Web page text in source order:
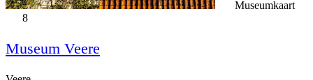
Museumkaart
8
Museum Veere